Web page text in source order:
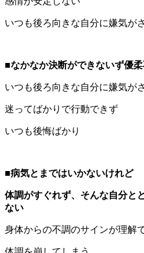
いつも後ろ向きな自分に嫌気が
■なかなか決断ができないず優
いつも後ろ向きな自分に嫌気が
迷ってばかりで行動できず
いつも後悔ばかり
■病気とまではいかないけれど
体調がすぐれず、そんな自分と
ない
身体からの不調のサインが理解